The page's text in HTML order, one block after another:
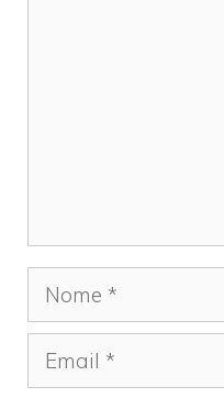
Nome
Email